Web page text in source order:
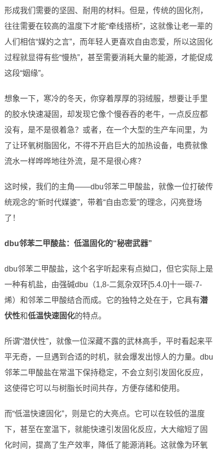
形成我们需要的坚固、耐用的材料。但是，传统的固化剂，
往往需要在较高的温度下才能“牵线搭桥”，这就像让老一辈的
人们相信“媒妁之言”，而年轻人更喜欢自由恋爱，所以这固化
过程就显得有些“慢热”，甚至需要消耗大量的能源，才能促成
这段“姻缘”。
想象一下，寒冷的冬天，你穿着厚厚的羽绒服，想要让手里
的胶水快速凝固，却发现它像个慢吞吞的老牛，一点反应都
没有，是不是很着急？或者，在一个大型的生产车间里，为
了让环氧树脂固化，不得不开启巨大的加热设备，电费就像
流水一样哗哗地往外流，是不是很心疼？
这时候，我们的主角——dbu邻苯二甲酸盐，就像一位打破传
统观念的“新时代媒婆”，带着“自由恋爱”的理念，闪亮登场
了！
dbu邻苯二甲酸盐：低温固化的“秘密武器”
dbu邻苯二甲酸盐，这个名字听起来有点拗口，但它实际上是
一种有机盐，由强碱dbu（1,8-二氮杂双环[5.4.0]十一碳-7-
烯）和邻苯二甲酸结合而成。它的独特之处在于，它具有潜
伏性和低温快速固化的特点。
所谓“潜伏性”，就像一位深藏不露的武林高手，平时看起来平
平无奇，一旦遇到合适的时机，就会爆发出惊人的力量。dbu
邻苯二甲酸盐在常温下保持稳定，不会立刻引发固化反应，
这使得它可以与树脂长时间共存，方便存储和使用。
而“低温快速固化”，则是它的大亮点。它可以在较低的温度
下，甚至在室温下，就能快速引发固化反应，大大缩短了固
化时间，提高了生产效率，降低了能源消耗。这就像为环氧